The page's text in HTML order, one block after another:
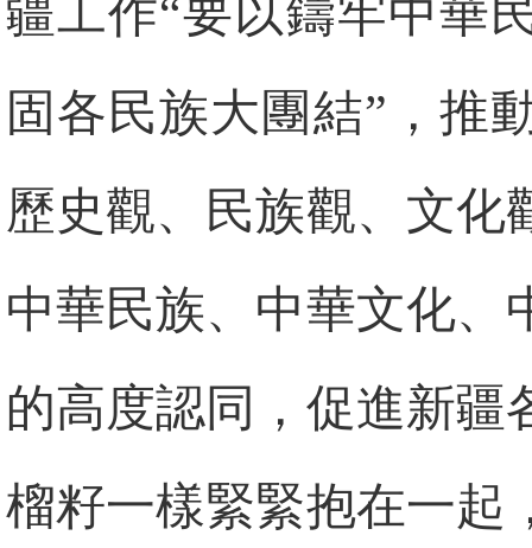
疆工作“要以鑄牢中華
固各民族大團結”，推
歷史觀、民族觀、文化
中華民族、中華文化、
的高度認同，促進新疆
榴籽一樣緊緊抱在一起